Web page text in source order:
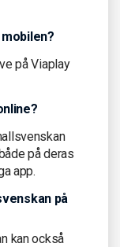
på Viaplay
på deras
app.
på
kan också